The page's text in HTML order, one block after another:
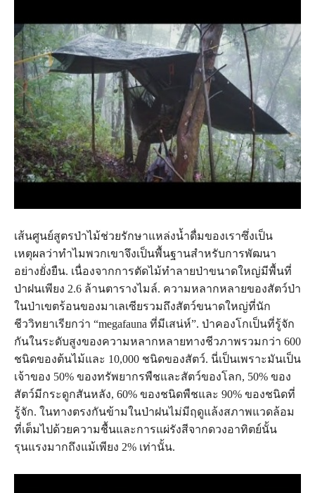
เส้นศูนย์สูตรป่าไม้ช่วยรักษาแหล่งน้ำดื่มของเราซึ่งเป็น
เหตุผลว่าทำไมพวกเขาจึงเป็นพื้นฐานสำหรับการพัฒนา
อย่างยั่งยืน. เนื่องจากการตัดไม้ทำลายป่าขนาดใหญ่มีพื้นที่
ป่าฝนเพียง 2.6 ล้านตารางไมล์. ความหลากหลายของสัตว์ป่า
ในป่าเขตร้อนของมาเลเซียรวมถึงสัตว์ขนาดใหญ่ที่นัก
ชีววิทยาเรียกว่า “megafauna ที่มีเสน่ห์”. ป่าคองโกเป็นที่รู้จัก
กันในระดับสูงของความหลากหลายทางชีวภาพรวมกว่า 600
ชนิดของต้นไม้และ 10,000 ชนิดของสัตว์. นี่เป็นเพราะมันเป็น
เจ้าของ 50% ของทรัพยากรพืชและสัตว์ของโลก, 50% ของ
สัตว์มีกระดูกสันหลัง, 60% ของชนิดพืชและ 90% ของชนิดที่
รู้จัก. ในทางตรงกันข้ามในป่าฝนไม่มีฤดูแล้งสภาพแวดล้อม
ที่เต็มไปด้วยความชื้นและการแผ่รังสีจากดวงอาทิตย์นั้น
รุนแรงมากถึงแม้เพียง 2% เท่านั้น.